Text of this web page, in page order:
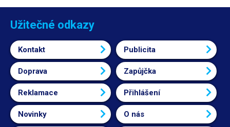
Užitečné odkazy
Kontakt Publicita
Doprava Zapůjčka
Reklamace Přihlášení
Novinky O nás